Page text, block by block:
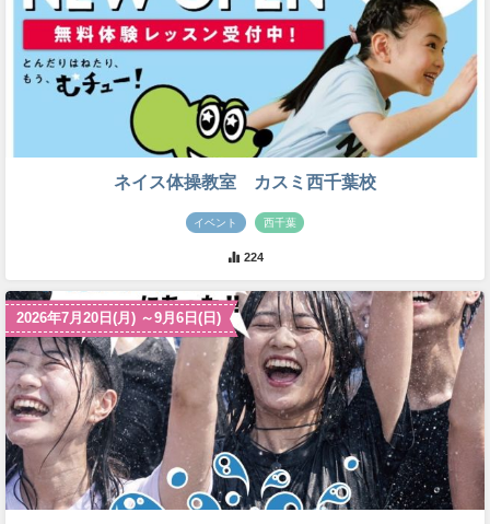
ネイス体操教室 カスミ西千葉校
イベント 西千葉
224
2026年7月20日(月) ～9月6日(日)